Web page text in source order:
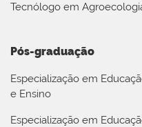
Tecnólogo em
Pós-graduação
Especialização em
e Ensino
Especialização em